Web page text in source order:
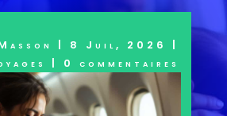
| 8 Juil, 2026
|
| 0 commentaires